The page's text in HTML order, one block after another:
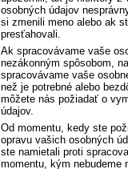
osobných údajov
si zmenili meno alebo ak
presťahovali.
Ak spracovávame vaše
nezákonným spôsobom,
spracovávame vaše
než je potrebné alebo
môžete nás požiadať o
údajov.
Od momentu, kedy ste
opravu vašich osobných
ste namietali proti
momentu, kým nebudeme